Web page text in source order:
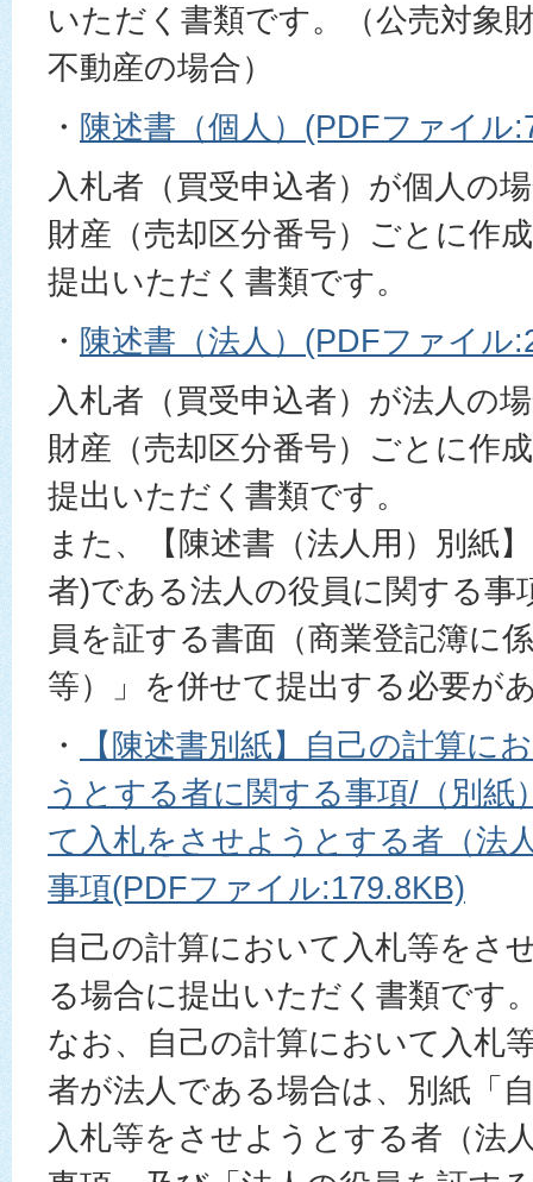
いただく書類です。（公売対象
不動産の場合）
・ 陳述書（個人）(PDFファイル
入札者（買受申込者）が個人の
財産（売却区分番号）ごとに作
提出いただく書類です。
・ 陳述書（法人）(PDFファイル
入札者（買受申込者）が法人の
財産（売却区分番号）ごとに作
提出いただく書類です。
また、【陳述書（法人用）別紙
者)である法人の役員に関する事
員を証する書面（商業登記簿に
等）」を併せて提出する必要が
・
【陳述書別紙】自己の計算に
うとする者に関する事項/（別紙
て入札をさせようとする者（法
事項(PDFファイル:179.8KB)
自己の計算において入札等をさ
る場合に提出いただく書類です
なお、自己の計算において入札
者が法人である場合は、別紙「
入札等をさせようとする者（法